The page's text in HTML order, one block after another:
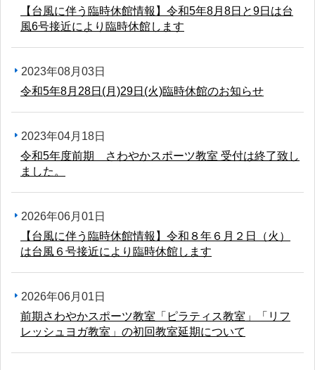
【台風に伴う臨時休館情報】令和5年8月8日と9日は台
風6号接近により臨時休館します
2023年08月03日
令和5年8月28日(月)29日(火)臨時休館のお知らせ
2023年04月18日
令和5年度前期 さわやかスポーツ教室 受付は終了致し
ました。
2026年06月01日
【台風に伴う臨時休館情報】令和８年６月２日（火）
は台風６号接近により臨時休館します
2026年06月01日
前期さわやかスポーツ教室「ピラティス教室」「リフ
レッシュヨガ教室」の初回教室延期について